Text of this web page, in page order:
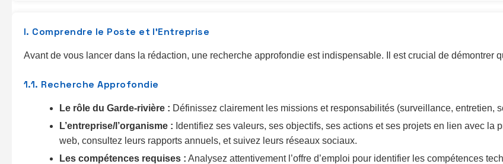
I. Comprendre le Poste et l’Entreprise
Avant de vous lancer dans la rédaction, une recherche approfondie est indispensable. Il est crucial de démontrer
1.1. Recherche Approfondie
Le rôle du Garde-rivière : Définissez clairement les missions et responsabilités (surveillance, entretien,
L’entreprise/l’organisme : Identifiez ses valeurs, ses objectifs, ses actions et ses projets en lien avec la
web, consultez leurs rapports annuels, et suivez leurs réseaux sociaux.
Les compétences requises : Analysez attentivement l’offre d’emploi pour identifier les compétences